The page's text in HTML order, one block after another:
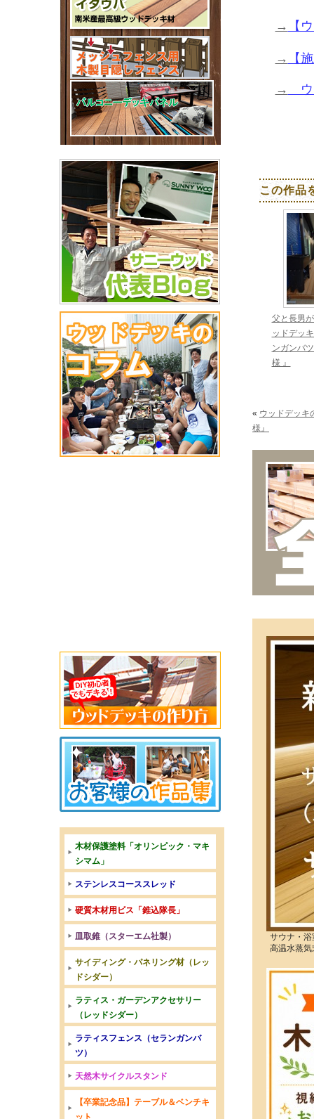
→ 【
→ 【
→ ウ
この作品
父と長男
ッドデッ
ンガンバ
様 』
« ウッドデッ
様』
サウナ・
高温水蒸
木材保護塗料「オリンピック・マキ
シマム」
ステンレスコーススレッド
硬質木材用ビス「錐込隊長」
皿取錐（スターエム社製）
サイディング・パネリング材（レッ
ドシダー）
ラティス・ガーデンアクセサリー
（レッドシダー）
ラティスフェンス（セランガンバ
ツ）
天然木サイクルスタンド
【卒業記念品】テーブル＆ベンチキ
ット